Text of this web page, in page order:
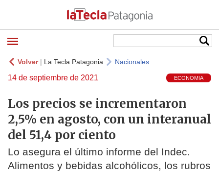
Volver| La Tecla Patagonia Nacionales
14 de septiembre de 2021 ECONOMIA
Los precios se incrementaron
2,5% en agosto, con un interanual
del 51,4 por ciento
Lo asegura el último informe del Indec.
Alimentos y bebidas alcohólicos, los rubros